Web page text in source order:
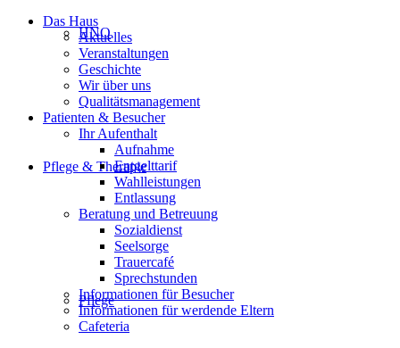
HNO
Pflege & Therapie
Pflege
Das Haus
Aktuelles
Veranstaltungen
Geschichte
Wir über uns
Qualitätsmanagement
Patienten & Besucher
Ihr Aufenthalt
Aufnahme
Entgelttarif
Wahlleistungen
Entlassung
Beratung und Betreuung
Sozialdienst
Seelsorge
Trauercafé
Sprechstunden
Informationen für Besucher
Informationen für werdende Eltern
Cafeteria